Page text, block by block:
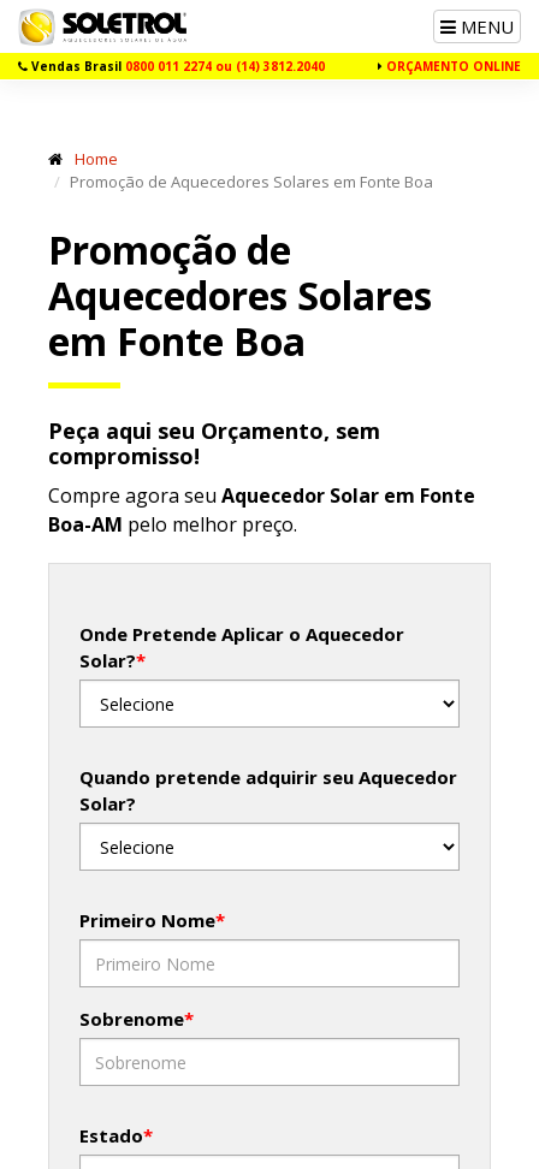
Toggle
navigation
MENU
Vendas Brasil 0800 011 2274 ou (14) 3812.2040 ORÇAMENTO ONLINE
Home
Promoção de Aquecedores Solares em Fonte Boa
Promoção de
Aquecedores Solares
em Fonte Boa
Peça aqui seu Orçamento, sem
compromisso!
Compre agora seu Aquecedor Solar em Fonte
Boa-AM pelo melhor preço.
Onde Pretende Aplicar o Aquecedor
Solar?*
Quando pretende adquirir seu Aquecedor
Solar?
Primeiro Nome*
Sobrenome*
Estado*